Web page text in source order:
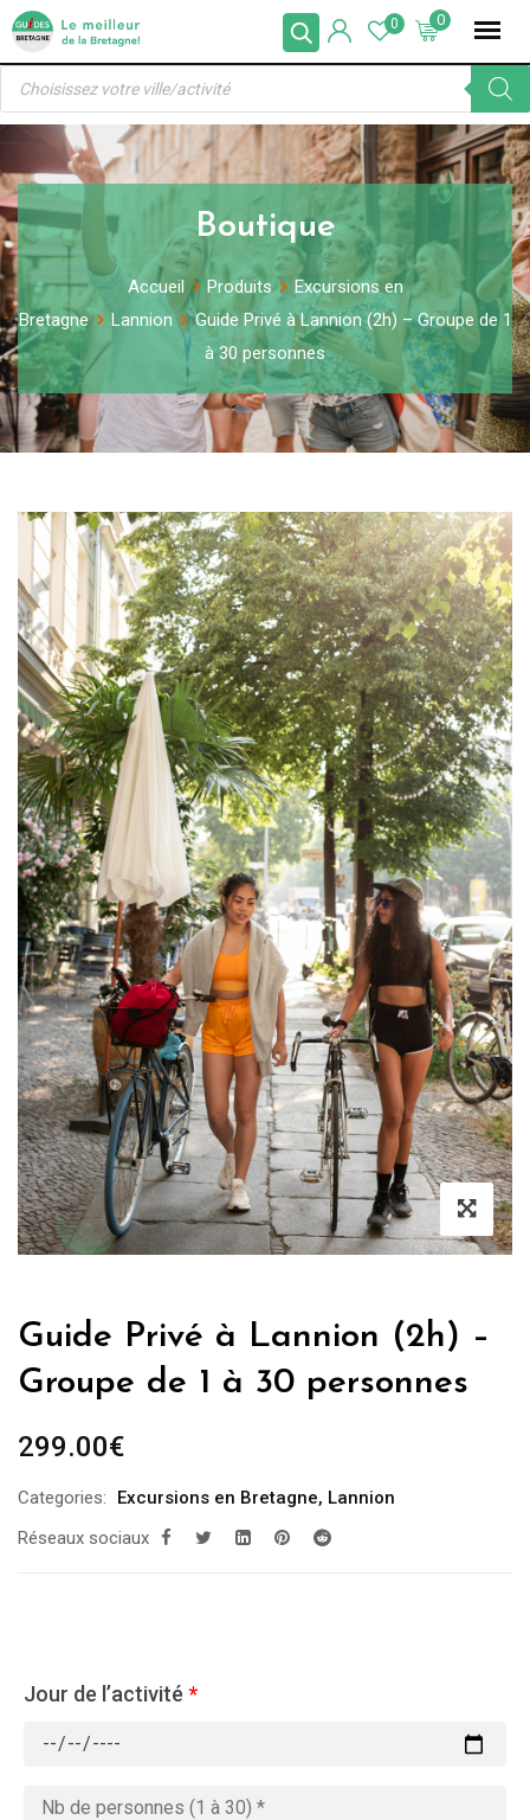
Skip
content
0
0
Recherche
produits
Boutique
Accueil Produits
Excursions en
Bretagne
Lannion
Guide Privé à Lannion (2h) – Groupe de 1
à 30 personnes
Guide Privé à Lannion (2h) –
Groupe de 1 à 30 personnes
299.00€
Categories: Excursions en Bretagne, Lannion
Réseaux sociaux
Jour de l’activité *